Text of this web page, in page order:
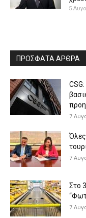
5
ΠΡΟΣΦΑΤΑ ΑΡΘΡΑ
7
Όλες
7
Στο
7